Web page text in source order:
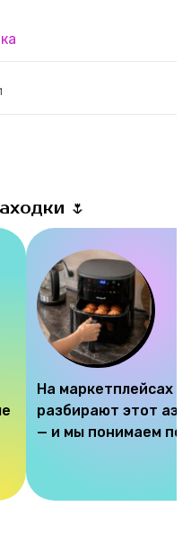
🌷
На маркетплейсах
разбирают этот
— и мы понимаем